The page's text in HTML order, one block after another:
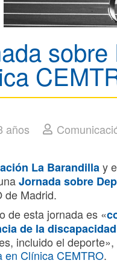
años
La Barandillay
Jornada sobre
de Madrid.
de esta jornada es «
de la discapacidad
incluido el
en Clínica CEMTRO.